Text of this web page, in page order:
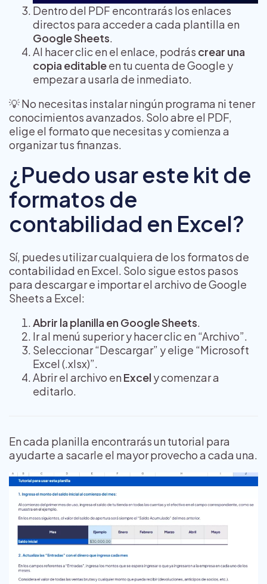
Dentro del PDF encontrarás los enlaces
directos para acceder a cada plantilla en
Google Sheets.
Al hacer clic en el enlace, podrás crear una
copia editableen tu cuenta de Google y
empezar a usarla de inmediato.
💡 No necesitas instalar ningún programa ni tener
conocimientos avanzados. Solo abre el PDF,
elige el formato que necesitas y comienza a
organizar tus finanzas.
¿Puedo usar este kit de
formatos de
contabilidad en Excel?
Sí, puedes utilizar cualquiera de los formatos de
contabilidad en Excel. Solo sigue estos pasos
para descargar e importar el archivo de Google
Sheets a Excel:
Abrir la planilla en Google Sheets.
Ir al menú superior y hacer clic en “Archivo”.
Seleccionar “Descargar” y elige “Microsoft
Excel (.xlsx)”.
Abrir el archivo enExcel y comenzar a
editarlo.
En cada planilla encontrarás un tutorial para
ayudarte a sacarle el mayor provecho a cada una.